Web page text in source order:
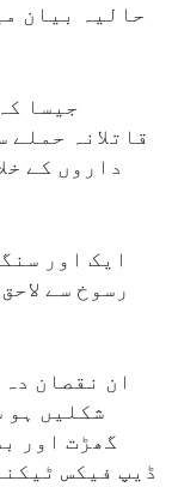
حالیہ بیان
جیسا
قاتلانہ
داروں کے
ایک اور
رسوخ سے
ان نقصان
شکلیں ہو
گھڑت اور
ڈیپ فیکس